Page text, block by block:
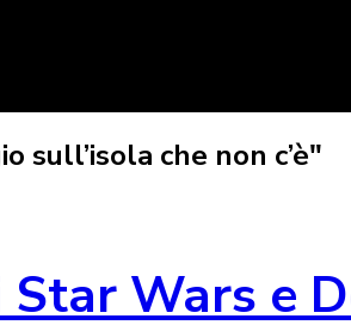
sull’isola che non c’è"
Star Wars